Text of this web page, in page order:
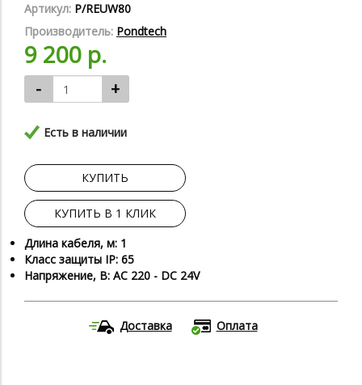
Артикул: P/REUW80
Производитель: Pondtech
9 200 р.
- +
Есть в наличии
КУПИТЬ
КУПИТЬ В 1 КЛИК
Длина кабеля, м: 1
Класс защиты IP: 65
Напряжение, В: AC 220 - DC 24V
Доставка Оплата